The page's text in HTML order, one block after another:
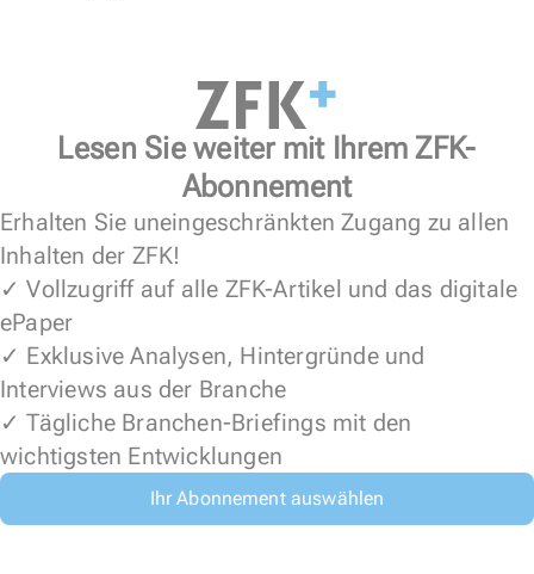
Lesen Sie weiter mit Ihrem ZFK-
Abonnement
Erhalten Sie uneingeschränkten Zugang zu allen
Inhalten der ZFK!
✓ Vollzugriff auf alle ZFK-Artikel und das digitale
ePaper
✓ Exklusive Analysen, Hintergründe und
Interviews aus der Branche
✓ Tägliche Branchen-Briefings mit den
wichtigsten Entwicklungen
Ihr Abonnement auswählen